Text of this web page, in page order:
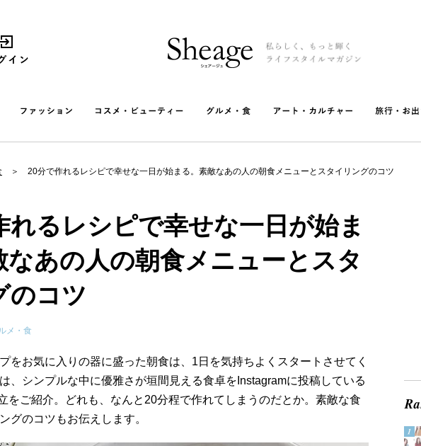
20分で作れるレシピで幸せな一日が始まる。素敵なあの人の朝食メニューとスタイリングのコツ
れるレシピで幸せな一日が始ま
なあの人の朝食メニューとスタ
のコツ
メ・食
をお気に入りの器に盛った朝食は、1日を気持ちよくスタートさせてく
、シンプルな中に優雅さが垣間見える食卓をInstagramに投稿している
をご紹介。どれも、なんと20分程で作れてしまうのだとか。素敵な食
グのコツもお伝えします。